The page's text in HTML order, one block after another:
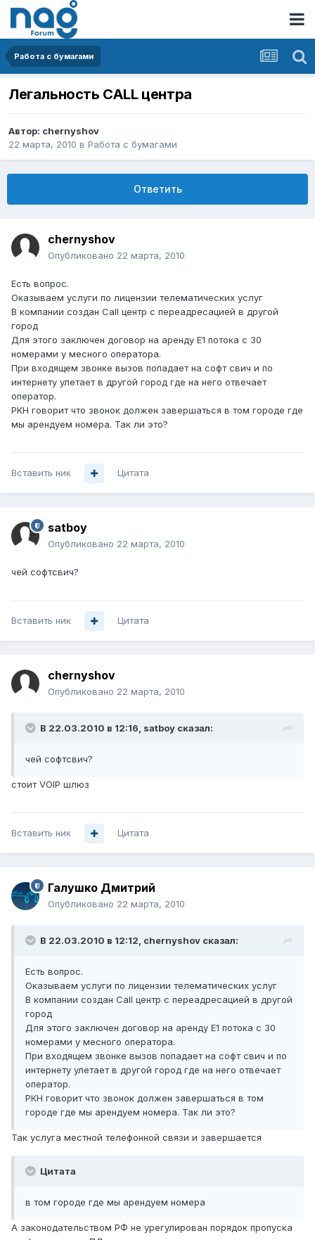
Работа с бумагами
Легальность CALL центра
Автор: chernyshov
22 марта, 2010 в Работа с бумагами
Ответить
chernyshov
Опубликовано 22 марта, 2010
Есть вопрос.
Оказываем услуги по лицензии телематических услуг
В компании создан Сall центр с переадресацией в другой
город
Для этого заключен договор на аренду Е1 потока с 30
номерами у месного оператора.
При входящем звонке вызов попадает на софт свич и по
интернету улетает в другой город где на него отвечает
оператор.
РКН говорит что звонок должен завершаться в том городе где
мы арендуем номера. Так ли это?
Вставить ник Цитата
satboy
Опубликовано 22 марта, 2010
чей софтсвич?
Вставить ник Цитата
chernyshov
Опубликовано 22 марта, 2010
В 22.03.2010 в 12:16, satboy сказал:
чей софтсвич?
стоит VOIP шлюз
Вставить ник Цитата
Галушко Дмитрий
Опубликовано 22 марта, 2010
В 22.03.2010 в 12:12, chernyshov сказал:
Есть вопрос.
Оказываем услуги по лицензии телематических услуг
В компании создан Сall центр с переадресацией в другой
город
Для этого заключен договор на аренду Е1 потока с 30
номерами у месного оператора.
При входящем звонке вызов попадает на софт свич и по
интернету улетает в другой город где на него отвечает
оператор.
РКН говорит что звонок должен завершаться в том
городе где мы арендуем номера. Так ли это?
Так услуга местной телефонной связи и завершается
Цитата
в том городе где мы арендуем номера
А законодательством РФ не урегулирован порядок пропуска